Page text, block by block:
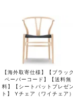
【海外取寄仕様】【ブラック
ペーパーコード】【送料無
料】【シートパットプレゼン
ト】 Yチェア（ワイチェア）